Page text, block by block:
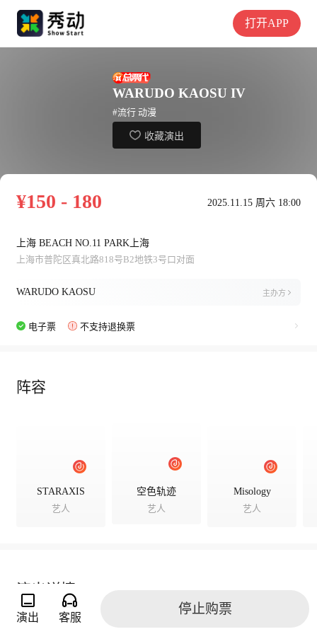
打开APP
WARUDO KAOSU IV
#流行 动漫
收藏演出
¥150 - 180 2025.11.15 周六 18:00
上海 BEACH NO.11 PARK上海
上海市普陀区真北路818号B2地铁3号口对面
WARUDO KAOSU 主办方
电子票 不支持退换票
阵容
STARAXIS
艺人
空色轨迹
艺人
Misology
艺人
演出详情
演出 客服
停止购票